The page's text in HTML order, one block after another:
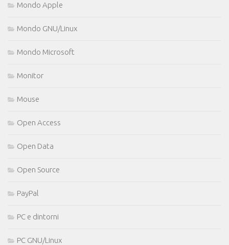
Mondo Apple
Mondo GNU/Linux
Mondo Microsoft
Monitor
Mouse
Open Access
Open Data
Open Source
PayPal
PC e dintorni
PC GNU/Linux